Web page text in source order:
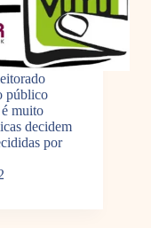
público
muito
decidem
por